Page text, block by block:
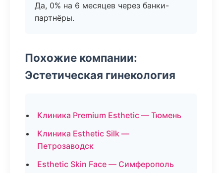
Да, 0% на 6 месяцев через банки-
партнёры.
Похожие компании:
Эстетическая гинекология
Клиника Premium Esthetic — Тюмень
Клиника Esthetic Silk —
Петрозаводск
Esthetic Skin Face — Симферополь